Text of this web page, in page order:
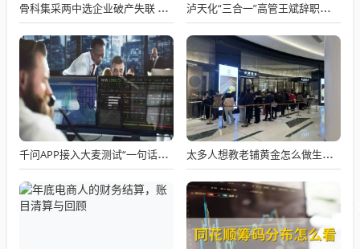
骨科集采两中选企业破产失联 官方罕见通报 泸天化“三合一”高管王斌辞职：高管变动叠加财务、业绩双重压力，公司进入阶段性调整期
千问APP接入大麦测试“一句话买电影票” 太多人想教老铺黄金怎么做生意了